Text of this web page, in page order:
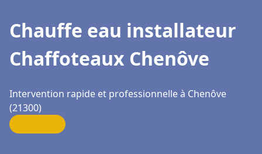
Chauffe eau installateur
Chaffoteaux Chenôve
Intervention rapide et professionnelle à Chenôve
(21300)